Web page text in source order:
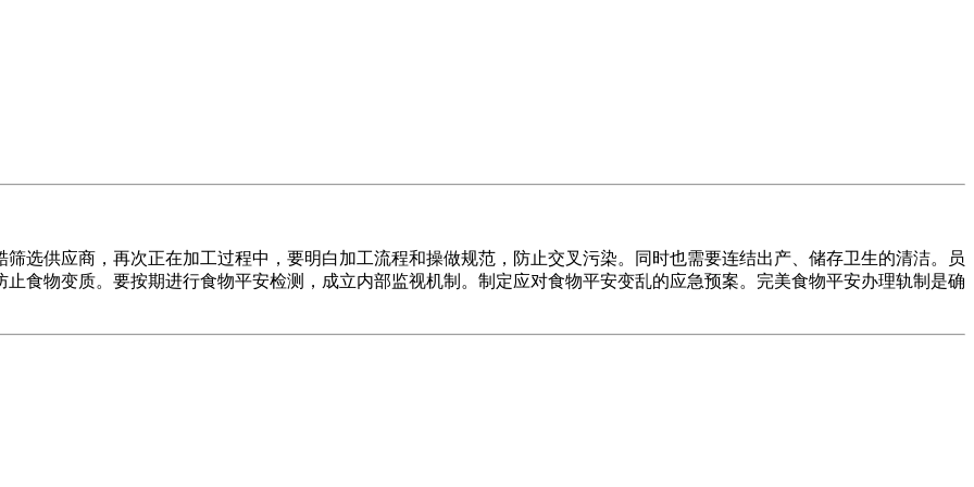
供应商，再次正在加工过程中，要明白加工流程和操做规范，防止交叉污染。同时也需要连结出产、储存卫生的清洁。员
食物变质。要按期进行食物平安检测，成立内部监视机制。制定应对食物平安变乱的应急预案。完美食物平安办理轨制是确